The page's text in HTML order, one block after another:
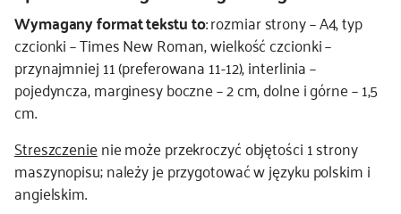
Wymagany format tekstu to: rozmiar strony – A4, typ
czcionki – Times New Roman, wielkość czcionki –
przynajmniej 11 (preferowana 11-12), interlinia –
pojedyncza, marginesy boczne – 2 cm, dolne i górne – 1,5
cm.
Streszczenienie może przekroczyć objętości 1 strony
maszynopisu; należy je przygotować w języku polskim i
angielskim.